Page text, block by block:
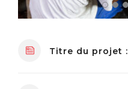
Titre du projet :